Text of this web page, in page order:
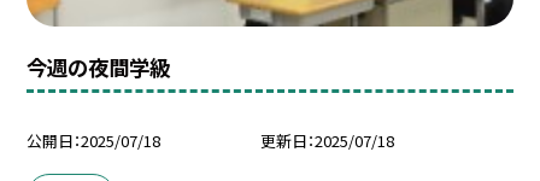
今週の夜間学級
公開日 2025/07/18 更新日 2025/07/18